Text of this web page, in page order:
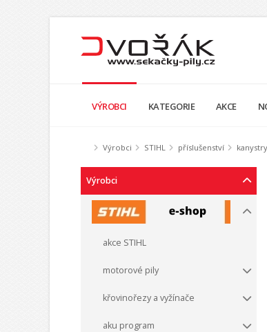
VÝROBCI KATEGORIE AKCE
Výrobci STIHL příslušenství kanystry
Výrobci
akce STIHL
motorové pily
křovinořezy a vyžínače
aku program